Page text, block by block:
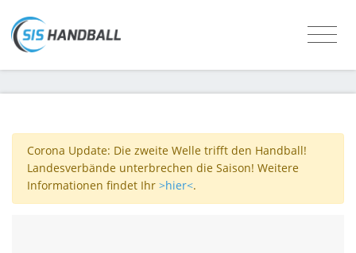
Corona Update: Die zweite Welle trifft den Handball!
Landesverbände unterbrechen die Saison! Weitere
Informationen findet Ihr >hier<.